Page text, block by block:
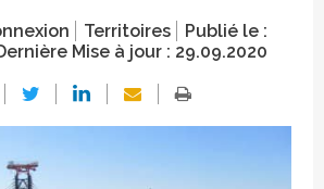
Territoires
Publié le :
Mise à jour : 29.09.2020